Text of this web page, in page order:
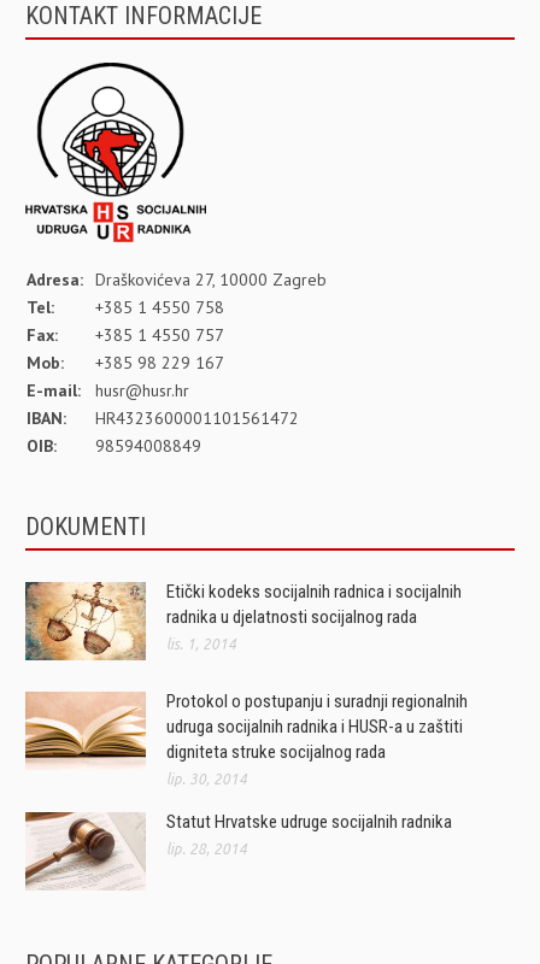
KONTAKT INFORMACIJE
Adresa: Draškovićeva 27, 10000 Zagreb
Tel:
+385 1 4550 758
Fax:
+385 1 4550 757
Mob:
+385 98 229 167
E-mail:
husr@husr.hr
IBAN:
HR4323600001101561472
OIB:
98594008849
DOKUMENTI
Etički kodeks socijalnih radnica i socijalnih
radnika u djelatnosti socijalnog rada
lis. 1, 2014
Protokol o postupanju i suradnji regionalnih
udruga socijalnih radnika i HUSR-a u zaštiti
digniteta struke socijalnog rada
lip. 30, 2014
Statut Hrvatske udruge socijalnih radnika
lip. 28, 2014